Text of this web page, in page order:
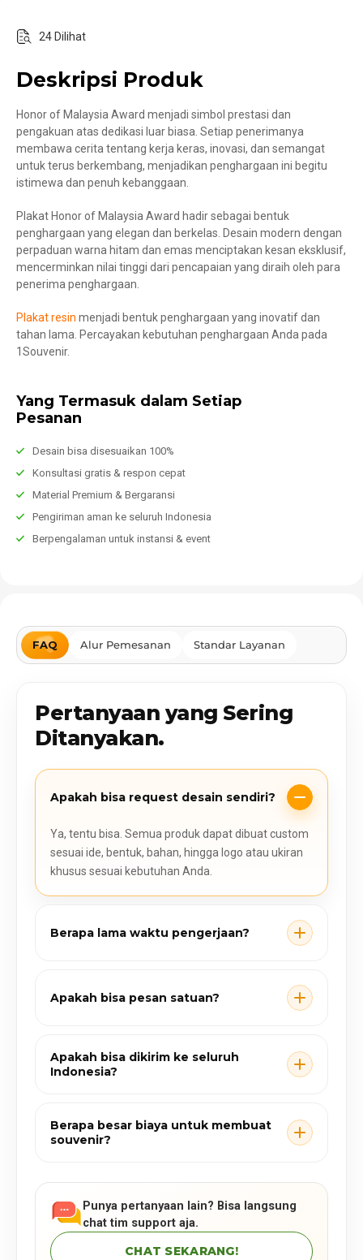
24 Dilihat
Deskripsi Produk
Honor of Malaysia Award menjadi simbol prestasi dan
pengakuan atas dedikasi luar biasa. Setiap penerimanya
membawa cerita tentang kerja keras, inovasi, dan semangat
untuk terus berkembang, menjadikan penghargaan ini begitu
istimewa dan penuh kebanggaan.
Plakat Honor of Malaysia Award hadir sebagai bentuk
penghargaan yang elegan dan berkelas. Desain modern dengan
perpaduan warna hitam dan emas menciptakan kesan eksklusif,
mencerminkan nilai tinggi dari pencapaian yang diraih oleh para
penerima penghargaan.
Plakat resin menjadi bentuk penghargaan yang inovatif dan
tahan lama. Percayakan kebutuhan penghargaan Anda pada
1Souvenir.
Yang Termasuk dalam Setiap
Pesanan
Desain bisa disesuaikan 100%
Konsultasi gratis & respon cepat
Material Premium & Bergaransi
Pengiriman aman ke seluruh Indonesia
Berpengalaman untuk instansi & event
FAQ Alur Pemesanan Standar Layanan
Pertanyaan yang Sering
Ditanyakan.
Apakah bisa request desain sendiri?
Ya, tentu bisa. Semua produk dapat dibuat custom
sesuai ide, bentuk, bahan, hingga logo atau ukiran
khusus sesuai kebutuhan Anda.
Berapa lama waktu pengerjaan?
Apakah bisa pesan satuan?
Apakah bisa dikirim ke seluruh
Indonesia?
Berapa besar biaya untuk membuat
souvenir?
Punya pertanyaan lain? Bisa langsung
chat tim support aja.
CHAT SEKARANG!